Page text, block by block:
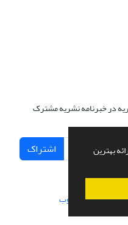
بهترین
در خبرنامه نشریه مشترک
اشتراک
سازی از سیناوب